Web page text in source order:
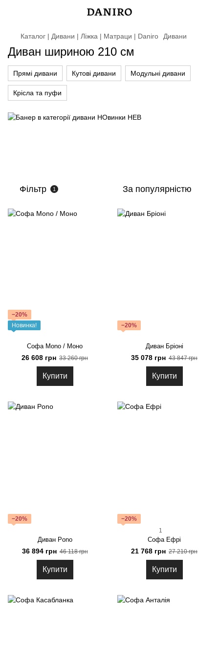
Каталог | Дивани | Ліжка | Матраци | Daniro Дивани
Диван шириною 210 см
Прямі дивани Кутові дивани Модульні дивани
Крісла та пуфи
Фільтр 1 За популярністю
−20%
Новинка!
Софа Mono / Моно
26 608 грн 33 260 грн
Купити
−20%
Диван Бріоні
35 078 грн 43 847 грн
Купити
−20%
Диван Pono
36 894 грн 46 118 грн
Купити
−20%
1
Софа Ефрі
21 768 грн 27 210 грн
Купити